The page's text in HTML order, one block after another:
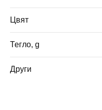
Цвят
Тегло, g
Други